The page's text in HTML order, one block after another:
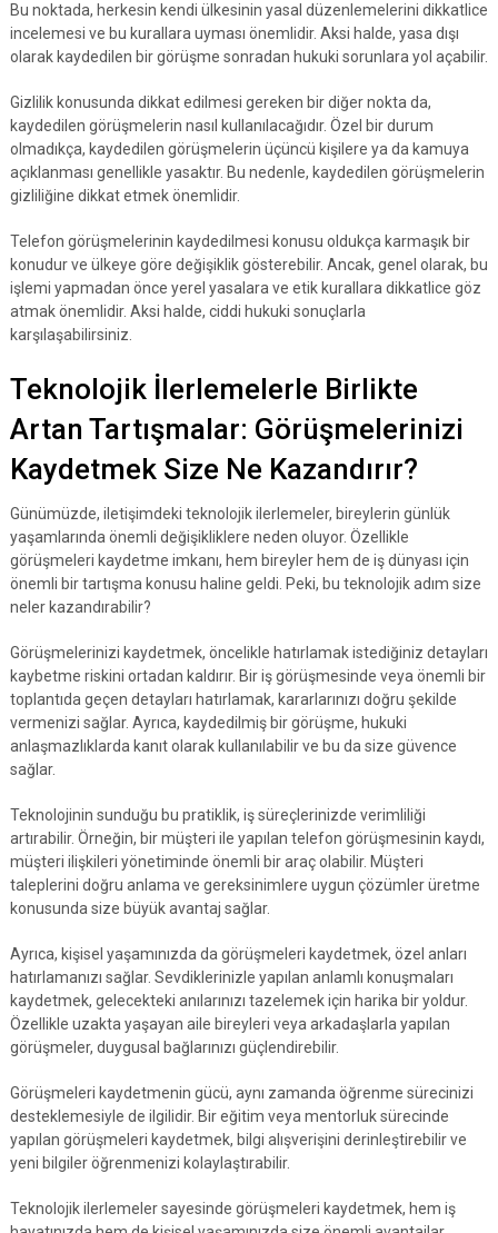
Bu noktada, herkesin kendi ülkesinin yasal düzenlemelerini dikkatlice
incelemesi ve bu kurallara uyması önemlidir. Aksi halde, yasa dışı
olarak kaydedilen bir görüşme sonradan hukuki sorunlara yol açabilir.
Gizlilik konusunda dikkat edilmesi gereken bir diğer nokta da,
kaydedilen görüşmelerin nasıl kullanılacağıdır. Özel bir durum
olmadıkça, kaydedilen görüşmelerin üçüncü kişilere ya da kamuya
açıklanması genellikle yasaktır. Bu nedenle, kaydedilen görüşmelerin
gizliliğine dikkat etmek önemlidir.
Telefon görüşmelerinin kaydedilmesi konusu oldukça karmaşık bir
konudur ve ülkeye göre değişiklik gösterebilir. Ancak, genel olarak, bu
işlemi yapmadan önce yerel yasalara ve etik kurallara dikkatlice göz
atmak önemlidir. Aksi halde, ciddi hukuki sonuçlarla
karşılaşabilirsiniz.
Teknolojik İlerlemelerle Birlikte
Artan Tartışmalar: Görüşmelerinizi
Kaydetmek Size Ne Kazandırır?
Günümüzde, iletişimdeki teknolojik ilerlemeler, bireylerin günlük
yaşamlarında önemli değişikliklere neden oluyor. Özellikle
görüşmeleri kaydetme imkanı, hem bireyler hem de iş dünyası için
önemli bir tartışma konusu haline geldi. Peki, bu teknolojik adım size
neler kazandırabilir?
Görüşmelerinizi kaydetmek, öncelikle hatırlamak istediğiniz detayları
kaybetme riskini ortadan kaldırır. Bir iş görüşmesinde veya önemli bir
toplantıda geçen detayları hatırlamak, kararlarınızı doğru şekilde
vermenizi sağlar. Ayrıca, kaydedilmiş bir görüşme, hukuki
anlaşmazlıklarda kanıt olarak kullanılabilir ve bu da size güvence
sağlar.
Teknolojinin sunduğu bu pratiklik, iş süreçlerinizde verimliliği
artırabilir. Örneğin, bir müşteri ile yapılan telefon görüşmesinin kaydı,
müşteri ilişkileri yönetiminde önemli bir araç olabilir. Müşteri
taleplerini doğru anlama ve gereksinimlere uygun çözümler üretme
konusunda size büyük avantaj sağlar.
Ayrıca, kişisel yaşamınızda da görüşmeleri kaydetmek, özel anları
hatırlamanızı sağlar. Sevdiklerinizle yapılan anlamlı konuşmaları
kaydetmek, gelecekteki anılarınızı tazelemek için harika bir yoldur.
Özellikle uzakta yaşayan aile bireyleri veya arkadaşlarla yapılan
görüşmeler, duygusal bağlarınızı güçlendirebilir.
Görüşmeleri kaydetmenin gücü, aynı zamanda öğrenme sürecinizi
desteklemesiyle de ilgilidir. Bir eğitim veya mentorluk sürecinde
yapılan görüşmeleri kaydetmek, bilgi alışverişini derinleştirebilir ve
yeni bilgiler öğrenmenizi kolaylaştırabilir.
Teknolojik ilerlemeler sayesinde görüşmeleri kaydetmek, hem iş